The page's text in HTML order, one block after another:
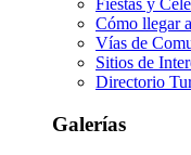
Cómo llegar
Vías de
Sitios de
Directorio
Galerías